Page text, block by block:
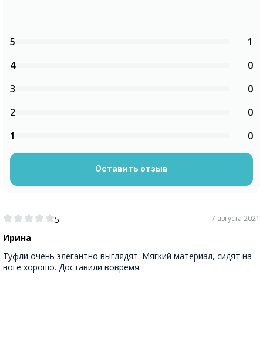
5
Ирина
7 августа 2021
Туфли очень элегантно выглядят. Мягкий материал, сидят на
ноге хорошо. Доставили вовремя.
5
1
4
0
3
0
2
0
1
0
Оставить отзыв